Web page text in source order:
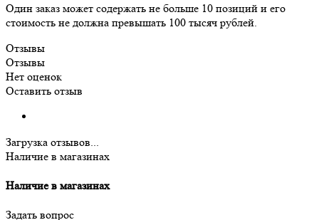
Один заказ может содержать не больше 10 позиций и его
стоимость не должна превышать 100 тысяч рублей.
Отзывы
Отзывы
Нет оценок
Оставить отзыв
Загрузка отзывов...
Наличие в магазинах
Наличие в магазинах
Задать вопрос